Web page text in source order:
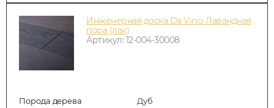
Инженерная доска Da Vinci Лавандная
пора (лак)
Артикул: 12-004-30008
Порода дерева
Дуб